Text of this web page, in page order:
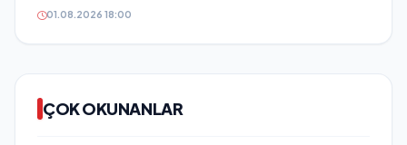
01.08.2026 18:00
ÇOK OKUNANLAR